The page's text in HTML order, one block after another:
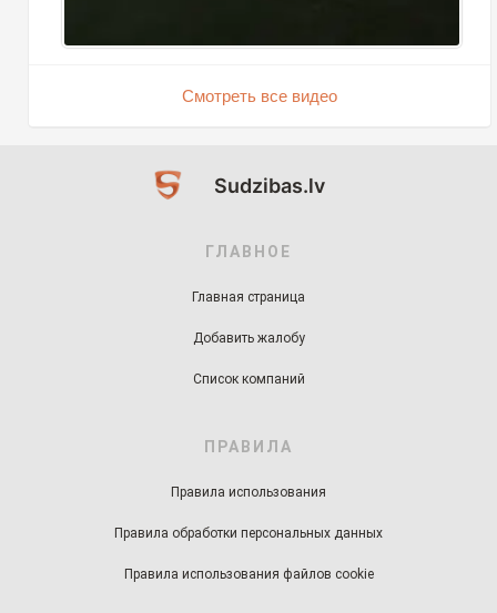
Смотреть все видео
Sudzibas.lv
ГЛАВНОЕ
Главная страница
Добавить жалобу
Список компаний
ПРАВИЛА
Правила использования
Правила обработки персональных данных
Правила использования файлов cookie